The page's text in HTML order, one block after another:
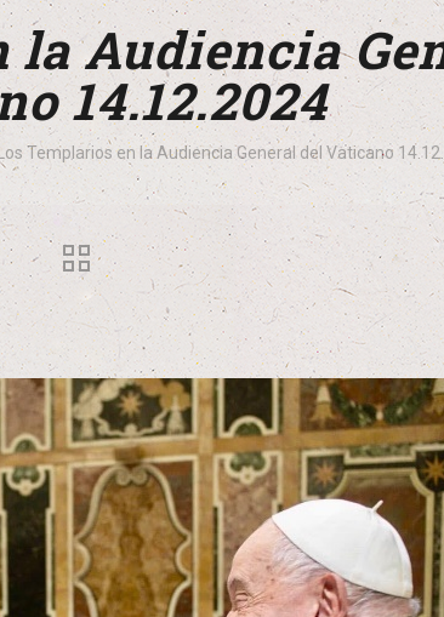
la Audiencia
14.12.2024
Templarios en la Audiencia General del Vaticano